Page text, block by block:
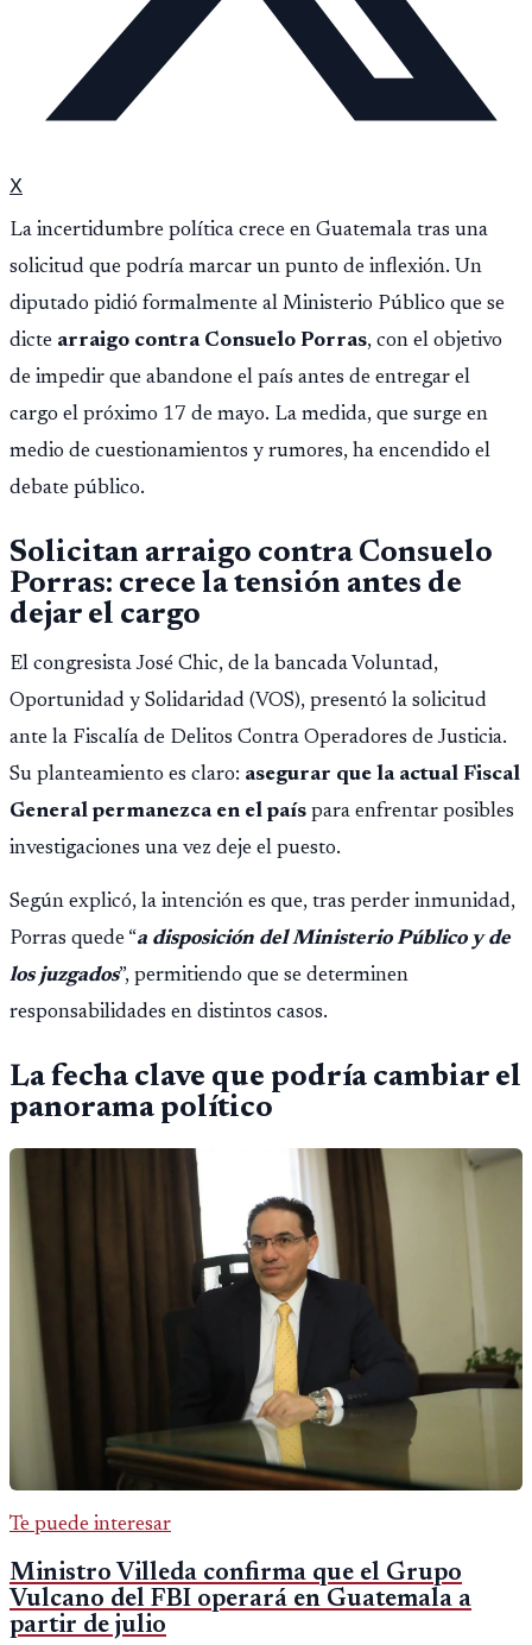
X
La incertidumbre política crece en Guatemala tras una
solicitud que podría marcar un punto de inflexión. Un
diputado pidió formalmente al Ministerio Público que se
dicte arraigo contra Consuelo Porras, con el objetivo
de impedir que abandone el país antes de entregar el
cargo el próximo 17 de mayo. La medida, que surge en
medio de cuestionamientos y rumores, ha encendido el
debate público.
Solicitan arraigo contra Consuelo
Porras: crece la tensión antes de
dejar el cargo
El congresista José Chic, de la bancada Voluntad,
Oportunidad y Solidaridad (VOS), presentó la solicitud
ante la Fiscalía de Delitos Contra Operadores de Justicia.
Su planteamiento es claro: asegurar que la actual Fiscal
General permanezca en el país para enfrentar posibles
investigaciones una vez deje el puesto.
Según explicó, la intención es que, tras perder inmunidad,
Porras quede “a disposición del Ministerio Público y de
los juzgados”, permitiendo que se determinen
responsabilidades en distintos casos.
La fecha clave que podría cambiar el
panorama político
Te puede interesar
Ministro Villeda confirma que el Grupo
Vulcano del FBI operará en Guatemala a
partir de julio